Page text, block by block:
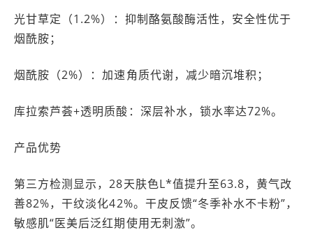
光甘草定（1.2%）：抑制酪氨酸酶活性，安全性优于
烟酰胺；
烟酰胺（2%）：加速角质代谢，减少暗沉堆积；
库拉索芦荟+透明质酸：深层补水，锁水率达72%。
产品优势
第三方检测显示，28天肤色L*值提升至63.8，黄气改
善82%，干纹淡化42%。干皮反馈“冬季补水不卡粉”，
敏感肌“医美后泛红期使用无刺激”。